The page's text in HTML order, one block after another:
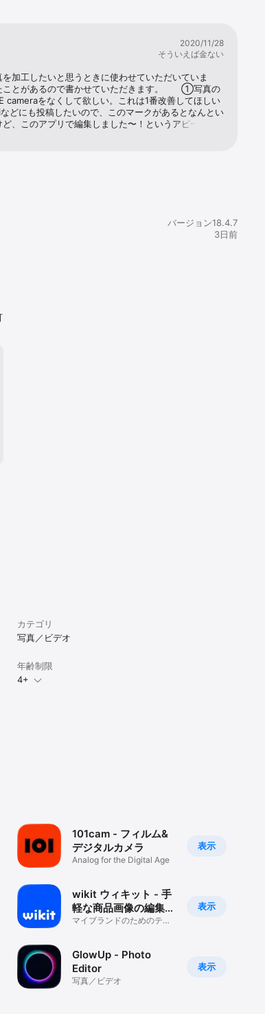
2020/11/28
そういえば金ない
加工したいと思うときに使わせていただいていま
ことがあるので書かせていただきます。　　①写真の
cameraをなくして欲しい。これは1番改善してほしい
どにも投稿したいので、このマークがあるとなんとい
、このアプリで編集しました〜！というアピールに
バージョン18.4.7
3日前
カテゴリ
写真／ビデオ
年齢制限
4+
表示
101cam - フィルム&
デジタルカメラ
Analog for the Digital Age
表示
wikit ウィキット - 手
軽な商品画像の編集ツ
ール
マイブランドのためのテン
表示
GlowUp - Photo
Editor
写真／ビデオ